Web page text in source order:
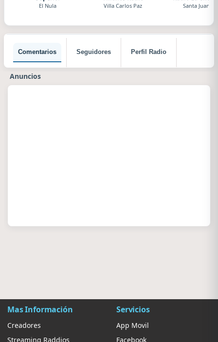
El Nula Villa Carlos Paz Santa Juana
Comentarios Seguidores Perfil Radio
Anuncios
Mas Información
Creadores
Streaming Raddios
Servicios
App Movil
Facebook